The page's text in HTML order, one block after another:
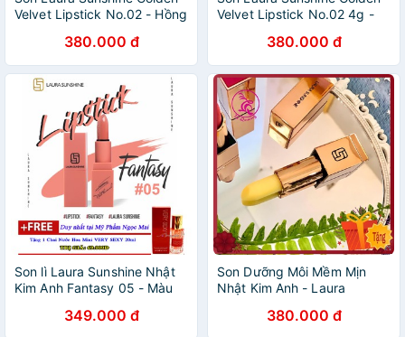
Velvet Lipstick No.02 - Hồng
380.000 đ
Velvet Lipstick No.02 4g -
380.000 đ
Son lì Laura Sunshine Nhật
Kim Anh Fantasy 05 - Màu
349.000 đ
Son Dưỡng Môi Mềm Mịn
Nhật Kim Anh - Laura
380.000 đ